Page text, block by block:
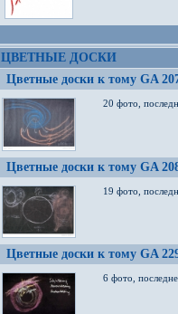
ЦВЕТНЫЕ ДОСКИ
Цветные доски к тому GA
20 фото,
Цветные доски к тому GA
19 фото,
Цветные доски к тому GA
6 фото,